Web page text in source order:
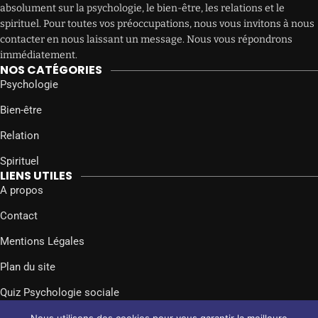
absolument sur la psychologie, le bien-être, les relations et le
spirituel. Pour toutes vos préoccupations, nous vous invitons à nous
contacter en nous laissant un message. Nous vous répondrons
immédiatement.
NOS CATÉGORIES
Psychologie
Bien-être
Relation
Spirituel
LIENS UTILES
A propos
Contact
Mentions Légales
Plan du site
Quiz Psychologie sociale